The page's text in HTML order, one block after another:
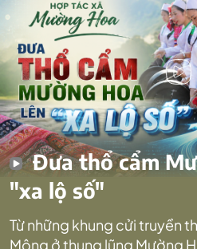
Đưa thổ cẩm
"xa lộ số"
Từ những khung cửi truyền
Mông ở thung lũng Mường